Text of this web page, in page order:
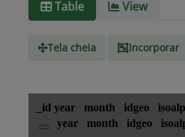
Tipo de
text/csv
Table View
Tela cheia Incorporar